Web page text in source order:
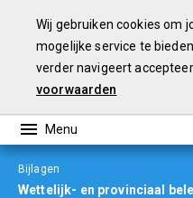
Wij gebruiken cookies om
mogelijke service te
verder navigeert
voorwaarden
Bijlagen
Wettelijk- en provinciaal